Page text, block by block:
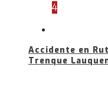
4
Accidente en
Trenque